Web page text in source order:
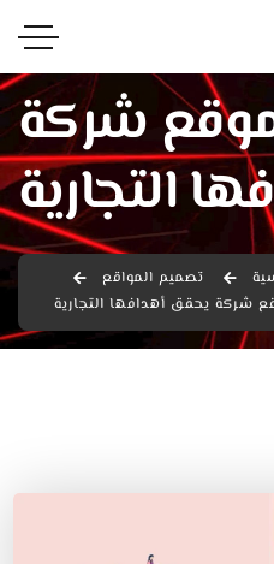
شركة
التجارية
تصميم المواقع
شركة يحقق أهدافها التجارية